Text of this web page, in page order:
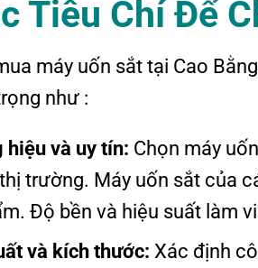
Tiêu ChíĐể C
máy uốn sắt tại Cao
như :
hiệu và uy tín: Chọn máy
trường. Máy uốn sắt của
Độ bền và hiệu suất làm
và kích thước: Xác định